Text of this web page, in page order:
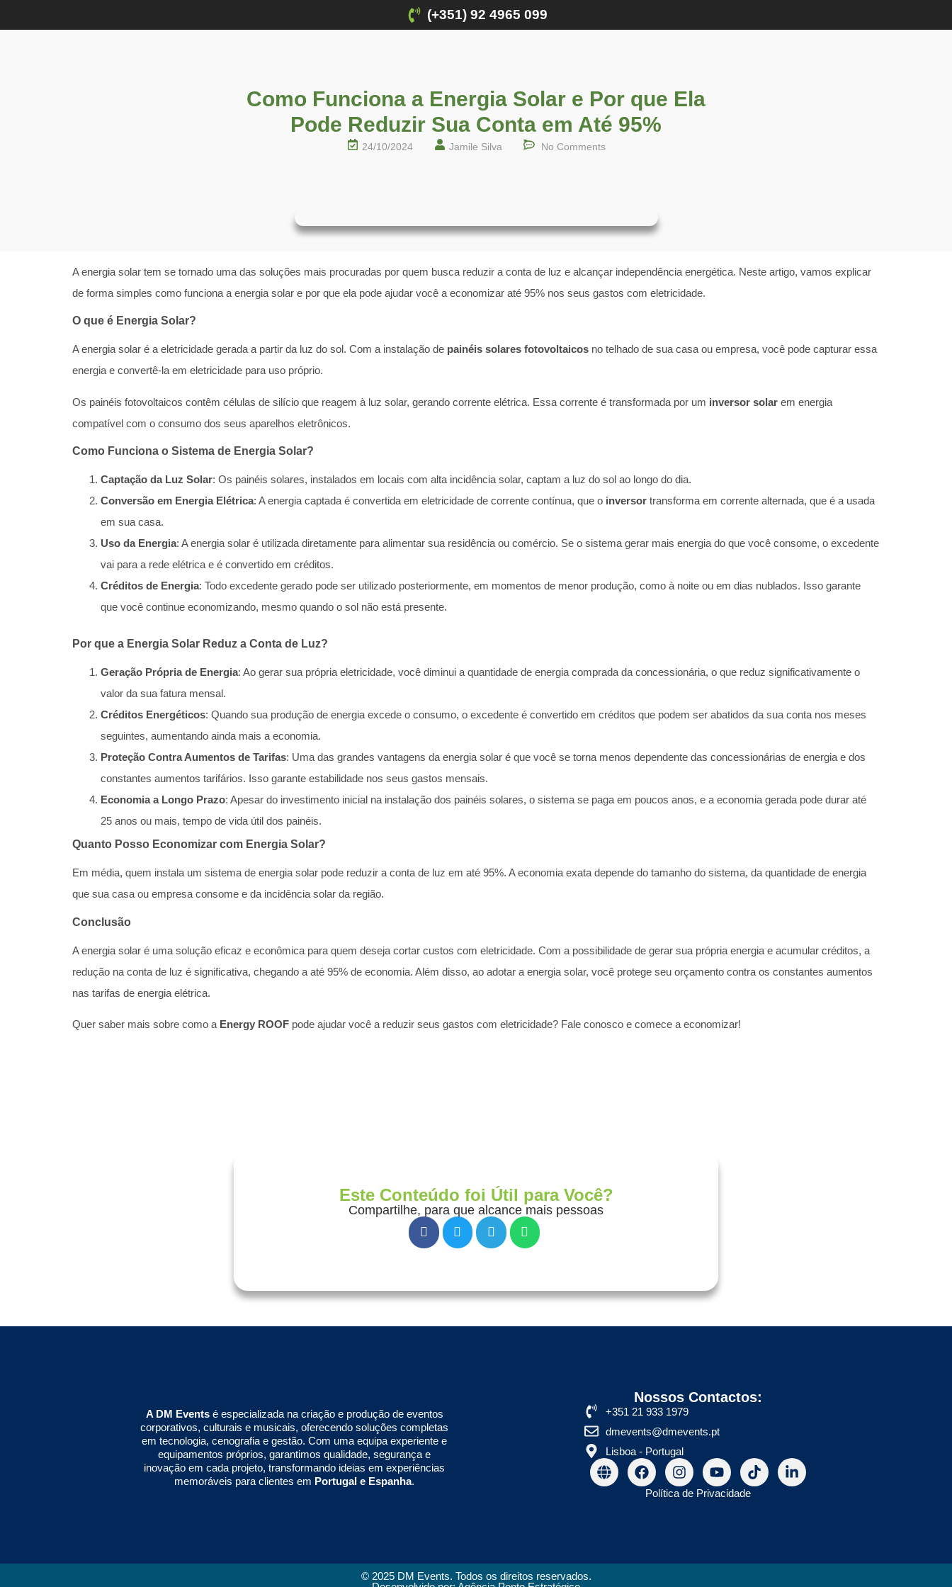
(+351) 92 4965 099
Como Funciona a Energia Solar e Por que Ela
Pode Reduzir Sua Conta em Até 95%
24/10/2024 Jamile Silva No Comments
A energia solar tem se tornado uma das soluções mais procuradas por quem busca reduzir a conta de luz e alcançar independência energética. Neste artigo, vamos explicar
de forma simples como funciona a energia solar e por que ela pode ajudar você a economizar até 95% nos seus gastos com eletricidade.
O que é Energia Solar?
A energia solar é a eletricidade gerada a partir da luz do sol. Com a instalação de painéis solares fotovoltaicos no telhado de sua casa ou empresa, você pode capturar essa
energia e convertê-la em eletricidade para uso próprio.
Os painéis fotovoltaicos contêm células de silício que reagem à luz solar, gerando corrente elétrica. Essa corrente é transformada por um inversor solar em energia
compatível com o consumo dos seus aparelhos eletrônicos.
Como Funciona o Sistema de Energia Solar?
Captação da Luz Solar: Os painéis solares, instalados em locais com alta incidência solar, captam a luz do sol ao longo do dia.
Conversão em Energia Elétrica: A energia captada é convertida em eletricidade de corrente contínua, que o inversor transforma em corrente alternada, que é a usada
em sua casa.
Uso da Energia: A energia solar é utilizada diretamente para alimentar sua residência ou comércio. Se o sistema gerar mais energia do que você consome, o excedente
vai para a rede elétrica e é convertido em créditos.
Créditos de Energia: Todo excedente gerado pode ser utilizado posteriormente, em momentos de menor produção, como à noite ou em dias nublados. Isso garante
que você continue economizando, mesmo quando o sol não está presente.
Por que a Energia Solar Reduz a Conta de Luz?
Geração Própria de Energia: Ao gerar sua própria eletricidade, você diminui a quantidade de energia comprada da concessionária, o que reduz significativamente o
valor da sua fatura mensal.
Créditos Energéticos: Quando sua produção de energia excede o consumo, o excedente é convertido em créditos que podem ser abatidos da sua conta nos meses
seguintes, aumentando ainda mais a economia.
Proteção Contra Aumentos de Tarifas: Uma das grandes vantagens da energia solar é que você se torna menos dependente das concessionárias de energia e dos
constantes aumentos tarifários. Isso garante estabilidade nos seus gastos mensais.
Economia a Longo Prazo: Apesar do investimento inicial na instalação dos painéis solares, o sistema se paga em poucos anos, e a economia gerada pode durar até
25 anos ou mais, tempo de vida útil dos painéis.
Quanto Posso Economizar com Energia Solar?
Em média, quem instala um sistema de energia solar pode reduzir a conta de luz em até 95%. A economia exata depende do tamanho do sistema, da quantidade de energia
que sua casa ou empresa consome e da incidência solar da região.
Conclusão
A energia solar é uma solução eficaz e econômica para quem deseja cortar custos com eletricidade. Com a possibilidade de gerar sua própria energia e acumular créditos, a
redução na conta de luz é significativa, chegando a até 95% de economia. Além disso, ao adotar a energia solar, você protege seu orçamento contra os constantes aumentos
nas tarifas de energia elétrica.
Quer saber mais sobre como a Energy ROOF pode ajudar você a reduzir seus gastos com eletricidade? Fale conosco e comece a economizar!
Este Conteúdo foi Útil para Você?
Compartilhe, para que alcance mais pessoas
A DM Eventsé especializada na criação e produção de eventos
corporativos, culturais e musicais, oferecendo soluções completas
em tecnologia, cenografia e gestão. Com uma equipa experiente e
equipamentos próprios, garantimos qualidade, segurança e
inovação em cada projeto, transformando ideias em experiências
memoráveis para clientes em Portugal e Espanha.
Nossos Contactos:
+351 21 933 1979
dmevents@dmevents.pt
Lisboa - Portugal
Política de Privacidade
© 2025 DM Events. Todos os direitos reservados.